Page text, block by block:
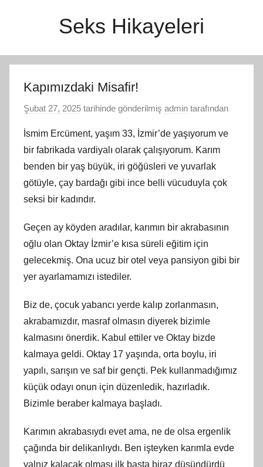
Seks Hikayeleri
Kapımızdaki Misafir!
Şubat 27, 2025 tarihinde gönderilmiş admin tarafından
İsmim Ercüment, yaşım 33, İzmir’de yaşıyorum ve
bir fabrikada vardiyalı olarak çalışıyorum. Karım
benden bir yaş büyük, iri göğüsleri ve yuvarlak
götüyle, çay bardağı gibi ince belli vücuduyla çok
seksi bir kadındır.
Geçen ay köyden aradılar, karımın bir akrabasının
oğlu olan Oktay İzmir’e kısa süreli eğitim için
gelecekmiş. Ona ucuz bir otel veya pansiyon gibi bir
yer ayarlamamızı istediler.
Biz de, çocuk yabancı yerde kalıp zorlanmasın,
akrabamızdır, masraf olmasın diyerek bizimle
kalmasını önerdik. Kabul ettiler ve Oktay bizde
kalmaya geldi. Oktay 17 yaşında, orta boylu, iri
yapılı, sarışın ve saf bir gençti. Pek kullanmadığımız
küçük odayı onun için düzenledik, hazırladık.
Bizimle beraber kalmaya başladı.
Karımın akrabasıydı evet ama, ne de olsa ergenlik
çağında bir delikanlıydı. Ben işteyken karımla evde
yalnız kalacak olması ilk başta biraz düşündürdü